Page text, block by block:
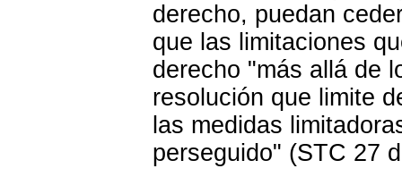
derecho, puedan
que las limitaciones
derecho "más allá de
resolución que limite
las medidas
perseguido" (STC 27